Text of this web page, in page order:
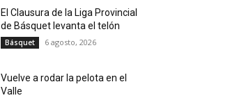
El Clausura de la Liga Provincial
de Básquet levanta el telón
Básquet 6 agosto, 2026
Vuelve a rodar la pelota en el
Valle